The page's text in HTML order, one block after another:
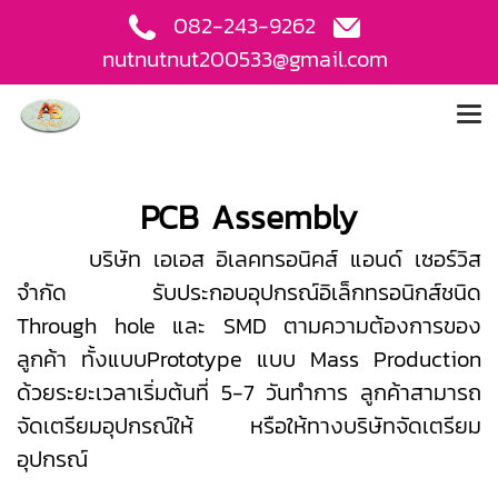
082-243-9262
nutnutnut200533@gmail.com
PCB Assembly
บริษัท เอเอส อิเลคทรอนิคส์ แอนด์ เซอร์วิส
จำกัด รับประกอบอุปกรณ์อิเล็กทรอนิกส์ชนิด
Through hole และ SMD ตามความต้องการของ
ลูกค้า ทั้งแบบPrototype แบบ Mass Production
ด้วยระยะเวลาเริ่มต้นที่ 5-7 วันทำการ ลูกค้าสามารถ
จัดเตรียมอุปกรณ์ให้ หรือให้ทางบริษัทจัดเตรียม
อุปกรณ์